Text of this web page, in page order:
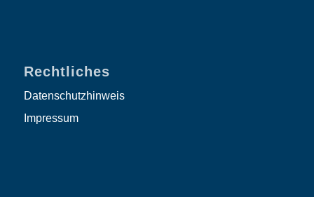
Rechtliches
Datenschutzhinweis
Impressum